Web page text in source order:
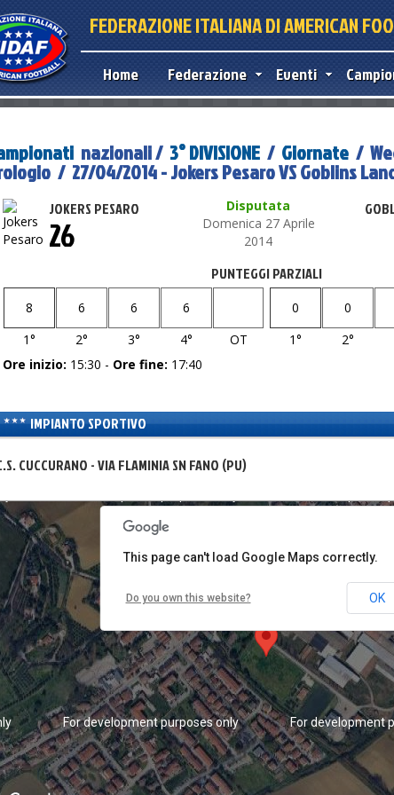
FEDERAZIONE ITALIANA DI AMERICAN
Home Federazione Eventi
nazionali / 3° DIVISIONE / Giornate /
/ 27/04/2014 - Jokers Pesaro VS Goblins
JOKERS PESARO
Disputata
Domenica 27 Aprile
2014
26
PUNTEGGI PARZIALI
8 6 6
6
1°
2° 3° 4° OT
0 0
1°
2°
Ore inizio: 15:30 - Ore fine: 17:40
IMPIANTO SPORTIVO
CUCCURANO - VIA FLAMINIA SN FANO (PU)
For development
For development purposes only
This page can't load Google Maps correctly.
Do you own this website? OK